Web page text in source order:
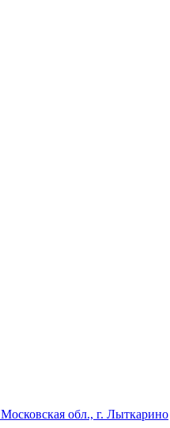
Московская обл., г. Лыткарино